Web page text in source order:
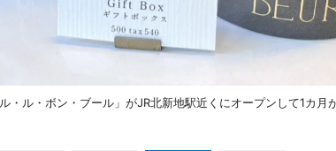
・ル・ボン・ブール」がJR北新地駅近くにオープンして1カ月